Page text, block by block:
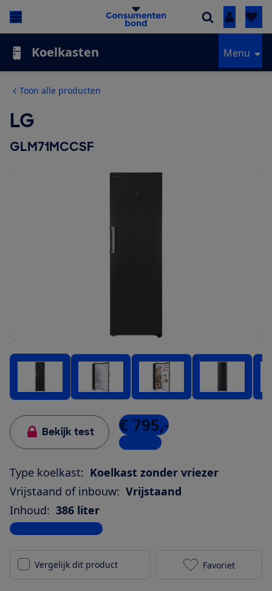
Inloggen
Koelkasten Menu
Toon alle producten
LG
GLM71MCCSF
Bekijk test € 795,-
2 winkels
Type koelkast: Koelkast zonder vriezer
Vrijstaand of inbouw: Vrijstaand
Inhoud: 386 liter
Bekijk alle specificaties
Vergelijk dit product LG
Favoriet